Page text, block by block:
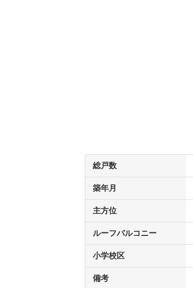
総戸数
築年月
主方位
ルーフバルコニー
小学校区
備考